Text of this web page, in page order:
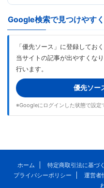
Google検索で見つけやすく
「優先ソース」に登録してお
当サイトの記事が出やすくな
行います。
優先ソー
※Googleにログインした状態で設定
ホーム 特定商取引法に基づ
プライバシーポリシー
運営者